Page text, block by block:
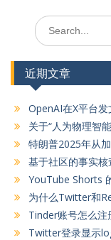
Search
for:
近期文章
OpenAI在X平台
关于“人为物理智
特朗普2025年从
基于社区的事实
YouTube Shorts
为什么Twitter和
Tinder账号怎么注
Twitter登录显示